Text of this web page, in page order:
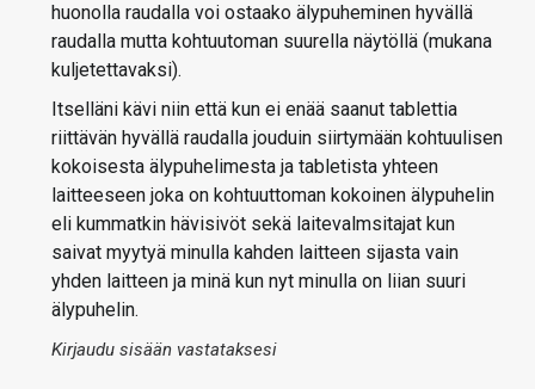
huonolla raudalla voi ostaako älypuheminen hyvällä
raudalla mutta kohtuutoman suurella näytöllä (mukana
kuljetettavaksi).
Itselläni kävi niin että kun ei enää saanut tablettia
riittävän hyvällä raudalla jouduin siirtymään kohtuulisen
kokoisesta älypuhelimesta ja tabletista yhteen
laitteeseen joka on kohtuuttoman kokoinen älypuhelin
eli kummatkin hävisivöt sekä laitevalmsitajat kun
saivat myytyä minulla kahden laitteen sijasta vain
yhden laitteen ja minä kun nyt minulla on liian suuri
älypuhelin.
Kirjaudu sisään vastataksesi